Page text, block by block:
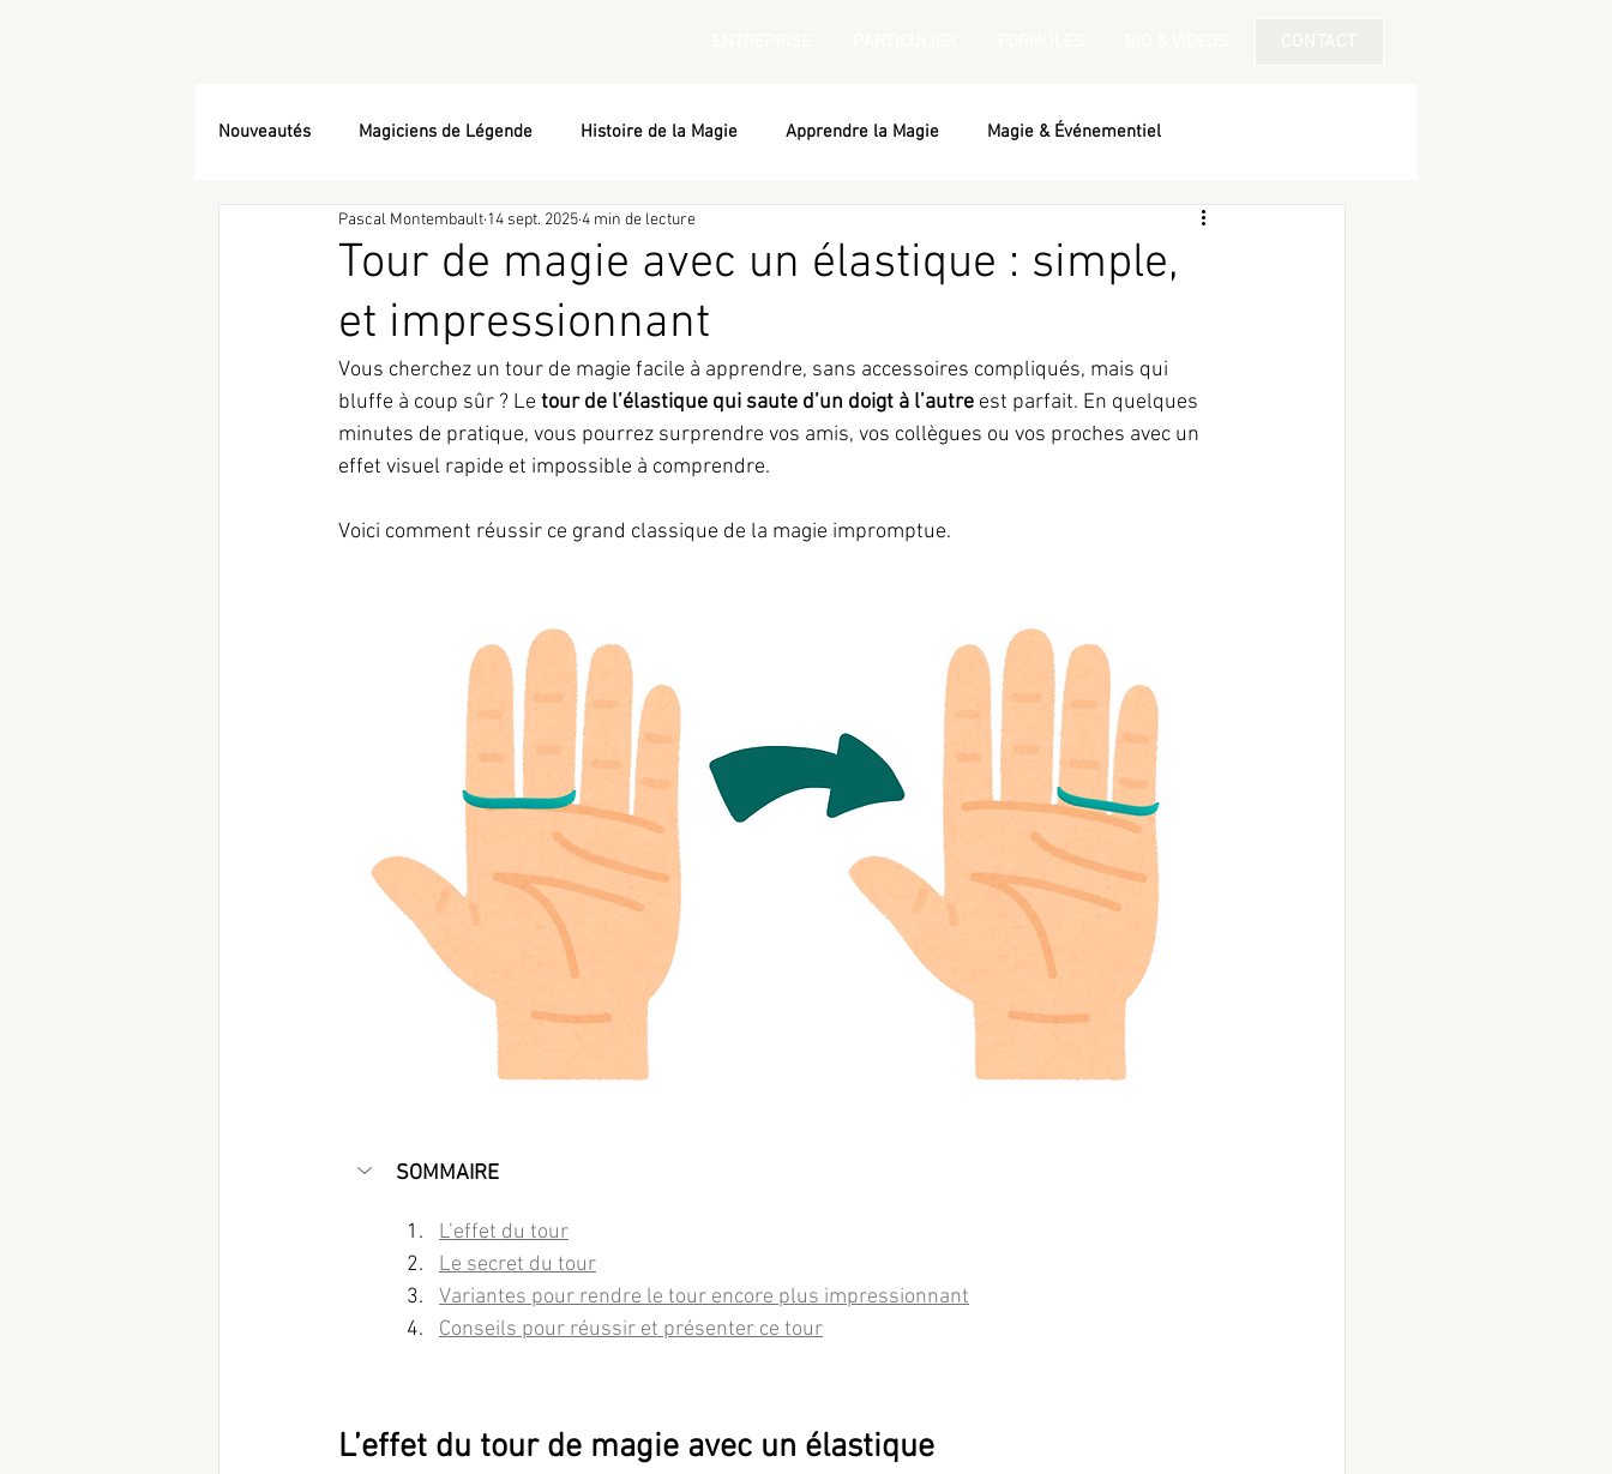
Nouveautés Magiciens de Légende Histoire de la Magie Apprendre la Magie Magie & Événementiel
Tour de magie avec un élastique : simple,
et impressionnant
Pascal Montembault 14 sept. 20254 min de lecture
Vous cherchez un tour de magie facile à apprendre, sans accessoires compliqués, mais qui
bluffe à coup sûr ? Le tour de l’élastique qui saute d’un doigt à l’autre est parfait. En quelques
minutes de pratique, vous pourrez surprendre vos amis, vos collègues ou vos proches avec un
effet visuel rapide et impossible à comprendre.
Voici comment réussir ce grand classique de la magie impromptue.
SOMMAIRE
L’effet du tour
Le secret du tour
Variantes pour rendre le tour encore plus impressionnant
Conseils pour réussir et présenter ce tour
L’effet du tour de magie avec un élastique